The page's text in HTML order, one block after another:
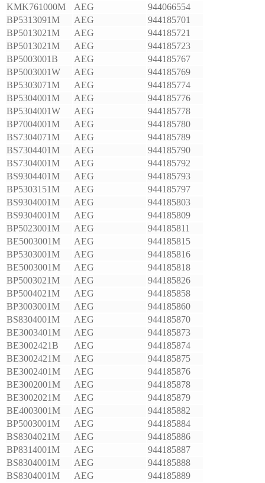
KMK761000M
AEG
944066554
BP5313091M
AEG
944185701
BP5013021M
AEG
944185721
BP5013021M
AEG
944185723
BP5003001B
AEG
944185767
BP5003001W
AEG
944185769
BP5303071M
AEG
944185774
BP5304001M
AEG
944185776
BP5304001W
AEG
944185778
BP7004001M
AEG
944185780
BS7304071M
AEG
944185789
BS7304401M
AEG
944185790
BS7304001M
AEG
944185792
BS9304401M
AEG
944185793
BP5303151M
AEG
944185797
BS9304001M
AEG
944185803
BS9304001M
AEG
944185809
BP5023001M
AEG
944185811
BE5003001M
AEG
944185815
BP5303001M
AEG
944185816
BE5003001M
AEG
944185818
BP5003021M
AEG
944185826
BP5004021M
AEG
944185858
BP3003001M
AEG
944185860
BS8304001M
AEG
944185870
BE3003401M
AEG
944185873
BE3002421B
AEG
944185874
BE3002421M
AEG
944185875
BE3002401M
AEG
944185876
BE3002001M
AEG
944185878
BE3002021M
AEG
944185879
BE4003001M
AEG
944185882
BP5003001M
AEG
944185884
BS8304021M
AEG
944185886
BP8314001M
AEG
944185887
BS8304001M
AEG
944185888
BS8304001M
AEG
944185889